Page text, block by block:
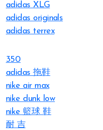
adidas XLG
adidas originals
adidas terrex
350
adidas 拖鞋
nike air max
nike dunk low
nike 籃球 鞋
耐 吉